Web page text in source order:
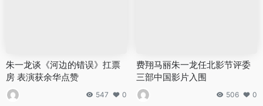
朱一龙谈《河边的错误》扛票
房 表演获余华点赞
547 0
费翔马丽朱一龙任北影节评委
三部中国影片入围
506 0